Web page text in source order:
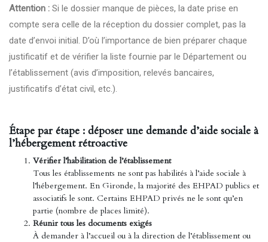
Attention : Si le dossier manque de pièces, la date prise en
compte sera celle de la réception du dossier complet, pas la
date d’envoi initial. D’où l’importance de bien préparer chaque
justificatif et de vérifier la liste fournie par le Département ou
l’établissement (avis d’imposition, relevés bancaires,
justificatifs d’état civil, etc.).
Étape par étape : déposer une demande d’aide sociale à
l’hébergement rétroactive
Vérifier l’habilitation de l’établissement
Tous les établissements ne sont pas habilités à l’aide sociale à
l’hébergement. En Gironde, la majorité des EHPAD publics et
associatifs le sont. Certains EHPAD privés ne le sont qu’en
partie (nombre de places limité).
Réunir tous les documents exigés
À demander à l’accueil ou à la direction de l’établissement ou